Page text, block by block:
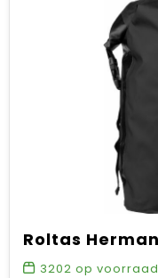
3202 op voorraad